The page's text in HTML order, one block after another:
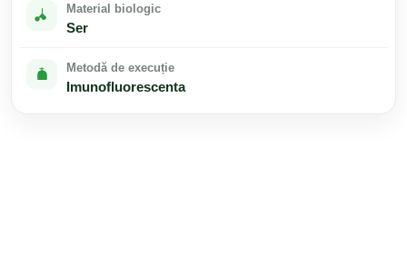
Material biologic
Ser
Metodă de execuție
Imunofluorescenta